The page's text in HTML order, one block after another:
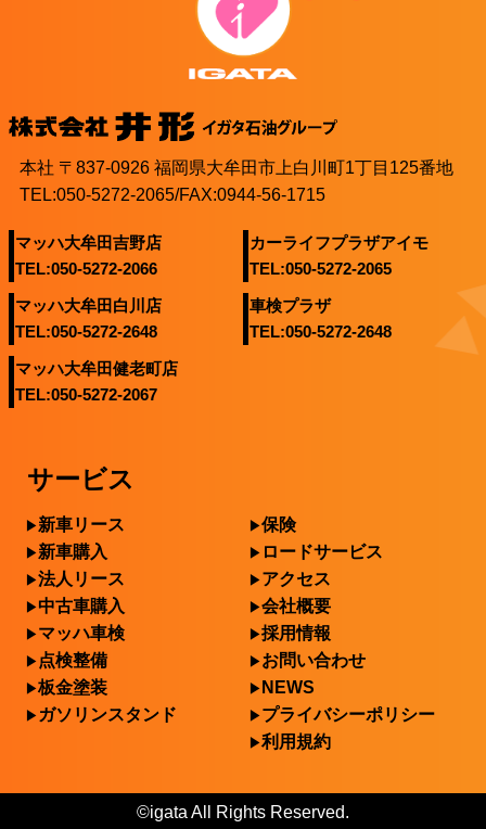
本社 〒837-0926 福岡県大牟田市上白川町1丁目125番地
TEL:050-5272-2065/FAX:0944-56-1715
マッハ大牟田吉野店
TEL:050-5272-2066
カーライフプラザアイモ
TEL:050-5272-2065
マッハ大牟田白川店
TEL:050-5272-2648
車検プラザ
TEL:050-5272-2648
マッハ大牟田健老町店
TEL:050-5272-2067
サービス
新車リース
新車購入
法人リース
中古車購入
マッハ車検
点検整備
板金塗装
ガソリンスタンド
保険
ロードサービス
アクセス
会社概要
採用情報
お問い合わせ
NEWS
プライバシーポリシー
利用規約
©igata All Rights Reserved.